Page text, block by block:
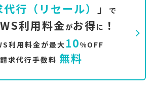
行（リセール） 」
で
利用料金がお得に ！
利用料金が最大 10%OFF
請求代行手数料 無料